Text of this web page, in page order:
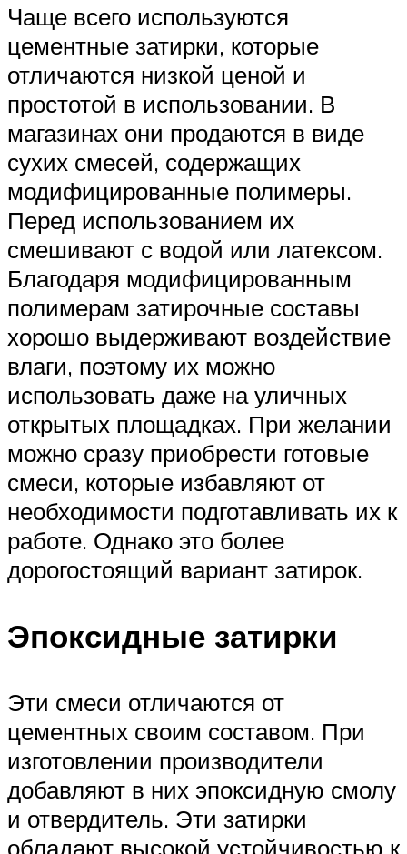
Чаще всего используются
цементные затирки, которые
отличаются низкой ценой и
простотой в использовании. В
магазинах они продаются в виде
сухих смесей, содержащих
модифицированные полимеры.
Перед использованием их
смешивают с водой или латексом.
Благодаря модифицированным
полимерам затирочные составы
хорошо выдерживают воздействие
влаги, поэтому их можно
использовать даже на уличных
открытых площадках. При желании
можно сразу приобрести готовые
смеси, которые избавляют от
необходимости подготавливать их к
работе. Однако это более
дорогостоящий вариант затирок.
Эпоксидные затирки
Эти смеси отличаются от
цементных своим составом. При
изготовлении производители
добавляют в них эпоксидную смолу
и отвердитель. Эти затирки
обладают высокой устойчивостью к